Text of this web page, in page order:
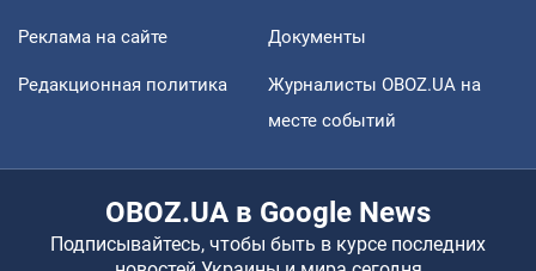
Реклама на сайте Документы
Редакционная политика
Журналисты OBOZ.UA на
месте событий
OBOZ.UA в Google News
Подписывайтесь, чтобы быть в курсе последних